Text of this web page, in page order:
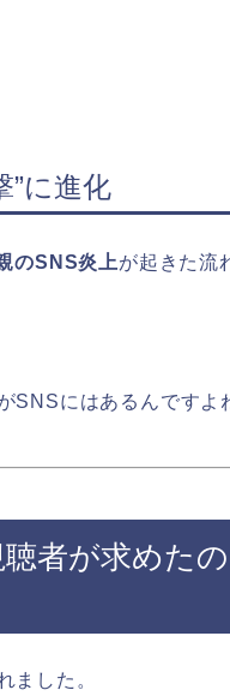
”に進化
のSNS炎上が起きた流
SNSにはあるんですよ
者が求めた
ました。